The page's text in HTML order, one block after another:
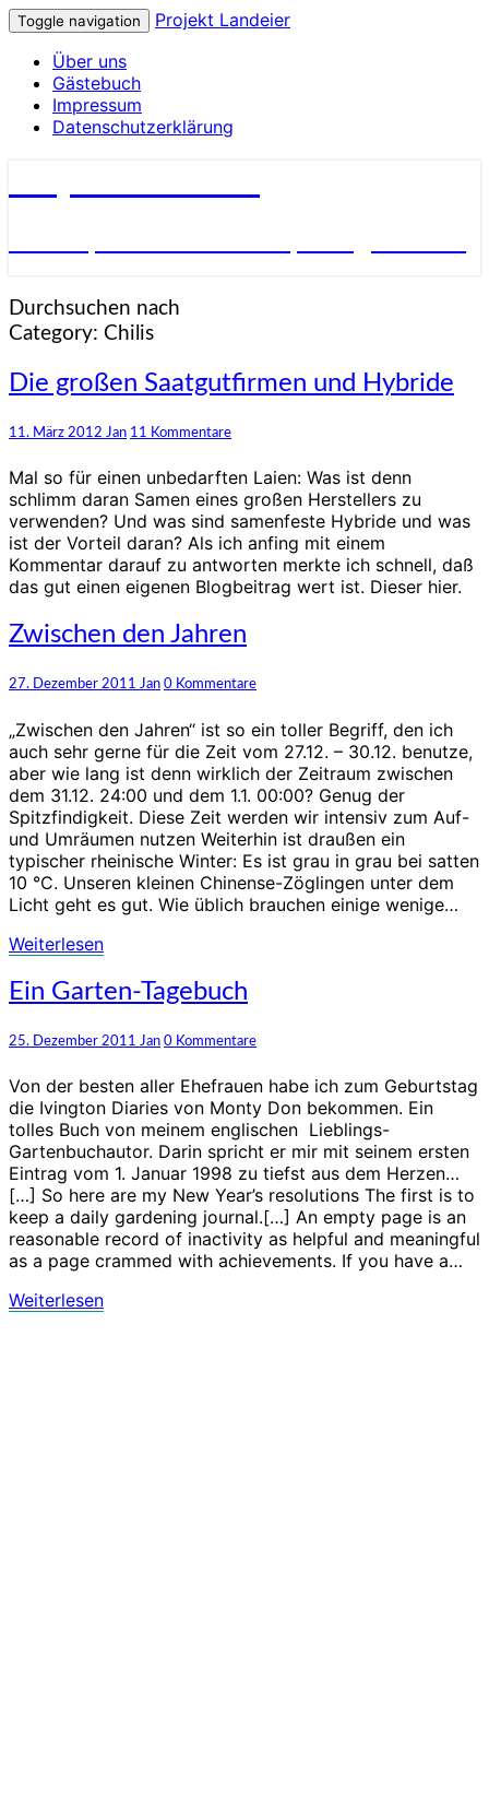
Toggle navigation
Projekt Landeier
Über uns
Gästebuch
Impressum
Datenschutzerklärung
Durchsuchen nach
Category: Chilis
Die
großen
Saatgutfirmen
und
Hybride
Die großen Saatgutfirmen und Hybride
11. März 2012 Jan Kommentare
11 Kommentare
Mal so für einen unbedarften Laien: Was ist denn
schlimm daran Samen eines großen Herstellers zu
verwenden? Und was sind samenfeste Hybride und was
ist der Vorteil daran? Als ich anfing mit einem
Kommentar darauf zu antworten merkte ich schnell, daß
das gut einen eigenen Blogbeitrag wert ist. Dieser hier.
Zwischen
den
Jahren
Zwischen den Jahren
27. Dezember 2011 Jan Kommentare
0 Kommentare
„Zwischen den Jahren“ ist so ein toller Begriff, den ich
auch sehr gerne für die Zeit vom 27.12. – 30.12. benutze,
aber wie lang ist denn wirklich der Zeitraum zwischen
dem 31.12. 24:00 und dem 1.1. 00:00? Genug der
Spitzfindigkeit. Diese Zeit werden wir intensiv zum Auf-
und Umräumen nutzen Weiterhin ist draußen ein
typischer rheinische Winter: Es ist grau in grau bei satten
10 °C. Unseren kleinen Chinense-Zöglingen unter dem
Licht geht es gut. Wie üblich brauchen einige wenige…
WeiterlesenWeiterlesen
Ein
Garten-
Tagebuch
Ein Garten-Tagebuch
25. Dezember 2011 Jan Kommentare
0 Kommentare
Von der besten aller Ehefrauen habe ich zum Geburtstag
die Ivington Diaries von Monty Don bekommen. Ein
tolles Buch von meinem englischen Lieblings-
Gartenbuchautor. Darin spricht er mir mit seinem ersten
Eintrag vom 1. Januar 1998 zu tiefst aus dem Herzen…
[…] So here are my New Year’s resolutions The first is to
keep a daily gardening journal.[…] An empty page is an
reasonable record of inactivity as helpful and meaningful
as a page crammed with achievements. If you have a…
WeiterlesenWeiterlesen